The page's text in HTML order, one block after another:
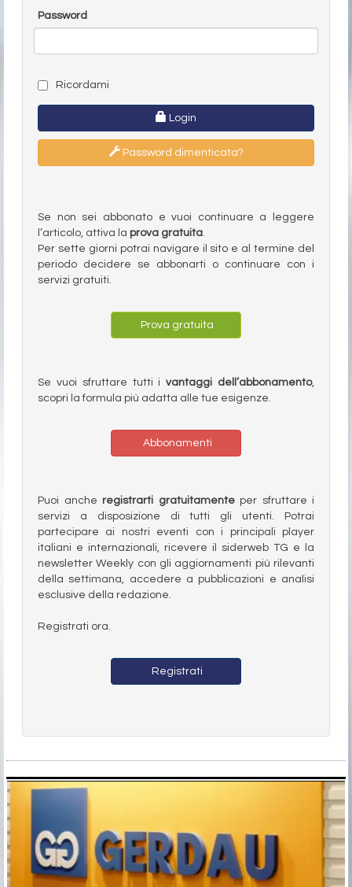
Password
Ricordami
Login
Password dimenticata?
Se non sei abbonato e vuoi continuare a leggere
l’articolo, attiva la prova gratuita.
Per sette giorni potrai navigare il sito e al termine del
periodo decidere se abbonarti o continuare con i
servizi gratuiti.
Prova gratuita
Se vuoi sfruttare tutti ivantaggi dell’abbonamento,
scopri la formula più adatta alle tue esigenze.
Abbonamenti
Puoi anche registrarti gratuitamenteper sfruttare i
servizi a disposizione di tutti gli utenti. Potrai
partecipare ai nostri eventi con i principali player
italiani e internazionali, ricevere il siderweb TG e la
newsletter Weekly con gli aggiornamenti più rilevanti
della settimana, accedere a pubblicazioni e analisi
esclusive della redazione.
Registrati ora.
Registrati